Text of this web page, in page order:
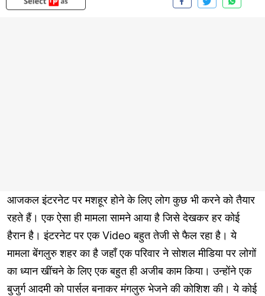
आजकल इंटरनेट पर मशहूर होने के लिए लोग कुछ भी करने को तैयार
रहते हैं। एक ऐसा ही मामला सामने आया है जिसे देखकर हर कोई
हैरान है। इंटरनेट पर एक Video बहुत तेजी से फैल रहा है। ये
मामला बेंगलुरु शहर का है जहाँ एक परिवार ने सोशल मीडिया पर लोगों
का ध्यान खींचने के लिए एक बहुत ही अजीब काम किया। उन्होंने एक
बुजुर्ग आदमी को पार्सल बनाकर मंगलुरु भेजने की कोशिश की। ये कोई